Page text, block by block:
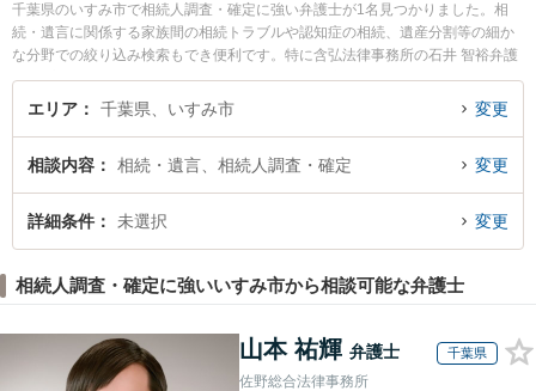
千葉県のいすみ市で相続人調査・確定に強い弁護士が1名見つかりました。相
続・遺言に関係する家族間の相続トラブルや認知症の相続、遺産分割等の細か
な分野での絞り込み検索もでき便利です。特に含弘法律事務所の石井 智裕弁護
士のプロフィール情報や弁護士費用、強みなどが注目されています。『いすみ
市で土日や夜間に発生した相続人調査・確定のトラブルを今すぐに弁護士に相
談したい』『相続人調査・確定のトラブル解決の実績豊富な近くの弁護士を検
弁護士に相談予約したい』などでお困りの相談者さんにおすすめです。
エリア 千葉県、いすみ市 変更
相談内容 相続・遺言、相続人調査・確定 変更
詳細条件 未選択 変更
相続人調査・確定に強いいすみ市から相談可能な弁護士
山本 祐輝 弁護士 千葉県
佐野総合法律事務所